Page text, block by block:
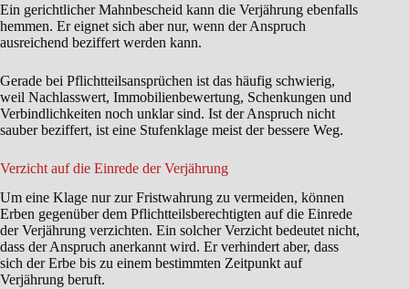
Ein gerichtlicher Mahnbescheid kann die Verjährung ebenfalls
hemmen. Er eignet sich aber nur, wenn der Anspruch
ausreichend beziffert werden kann.
Gerade bei Pflichtteilsansprüchen ist das häufig schwierig,
weil Nachlasswert, Immobilienbewertung, Schenkungen und
Verbindlichkeiten noch unklar sind. Ist der Anspruch nicht
sauber beziffert, ist eine Stufenklage meist der bessere Weg.
Verzicht auf die Einrede der Verjährung
Um eine Klage nur zur Fristwahrung zu vermeiden, können
Erben gegenüber dem Pflichtteilsberechtigten auf die Einrede
der Verjährung verzichten. Ein solcher Verzicht bedeutet nicht,
dass der Anspruch anerkannt wird. Er verhindert aber, dass
sich der Erbe bis zu einem bestimmten Zeitpunkt auf
Verjährung beruft.